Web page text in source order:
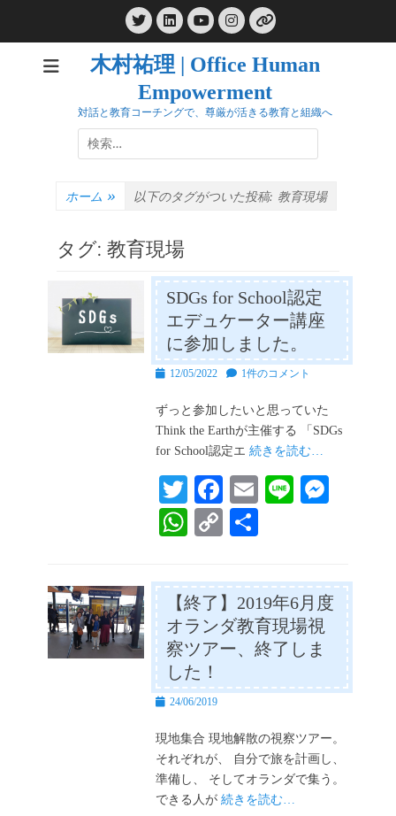
TwitterLinkedIn
YouTube
Instagram
リ
ン
ク
木村祐理 | Office Human
Empowerment
対話と教育コーチングで、尊厳が活きる教育と組織へ
検
索:
ホーム » 以下のタグがついた投稿: 教育現場
タグ: 教育現場
SDGs for School認定
エデュケーター講座
に参加しました。
投
日
12/05/2022 1件のコメント
ずっと参加したいと思っていた
Think the Earthが主催する 「SDGs
for School認定エ続きを読む…
T
wi
tte
r
Fa
ce
bo
ok
E
Li
ng
er
W
ts
A
pp
C
y
Li
nk
【終了】2019年6月度
オランダ教育現場視
察ツアー、終了しま
した！
投
日
24/06/2019
現地集合 現地解散の視察ツアー。
それぞれが、 自分で旅を計画し、
準備し、 そしてオランダで集う。
できる人が続きを読む…